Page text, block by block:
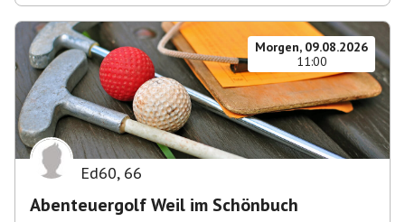
Morgen, 09.08.2026
11:00
Ed60, 66
Abenteuergolf Weil im Schönbuch